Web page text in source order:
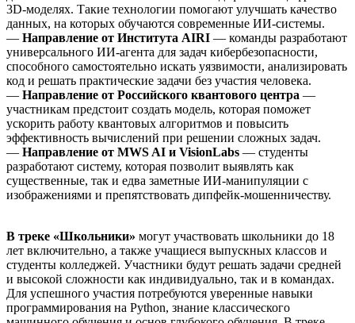
3D-моделях. Такие технологии помогают улучшать качество
данных, на которых обучаются современные ИИ-системы.
— Направление от Института AIRI — команды разработают
универсального ИИ-агента для задач кибербезопасности,
способного самостоятельно искать уязвимости, анализировать
код и решать практические задачи без участия человека.
— Направление от Российского квантового центра —
участникам предстоит создать модель, которая поможет
ускорить работу квантовых алгоритмов и повысить
эффективность вычислений при решении сложных задач.
— Направление от MWS AI и VisionLabs — студенты
разработают систему, которая позволит выявлять как
существенные, так и едва заметные ИИ-манипуляции с
изображениями и препятствовать дипфейк-мошенничеству.
В треке «Школьники» могут участвовать школьники до 18
лет включительно, а также учащиеся выпускных классов и
студенты колледжей. Участники будут решать задачи средней
и высокой сложности как индивидуально, так и в командах.
Для успешного участия потребуются уверенные навыки
программирования на Python, знание классического